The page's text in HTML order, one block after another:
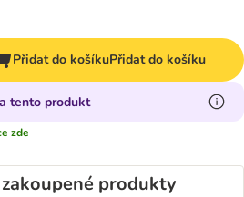
Přidat do košíkuPřidat do košíku
tento produkt
zde
produkty